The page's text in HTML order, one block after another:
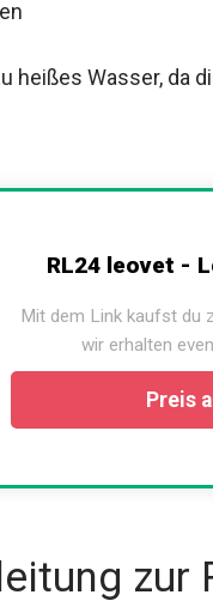
heißes Wasser, da
RL24 leovet -
Mit dem Link kaufst du
wir erhalten
Preis
zur